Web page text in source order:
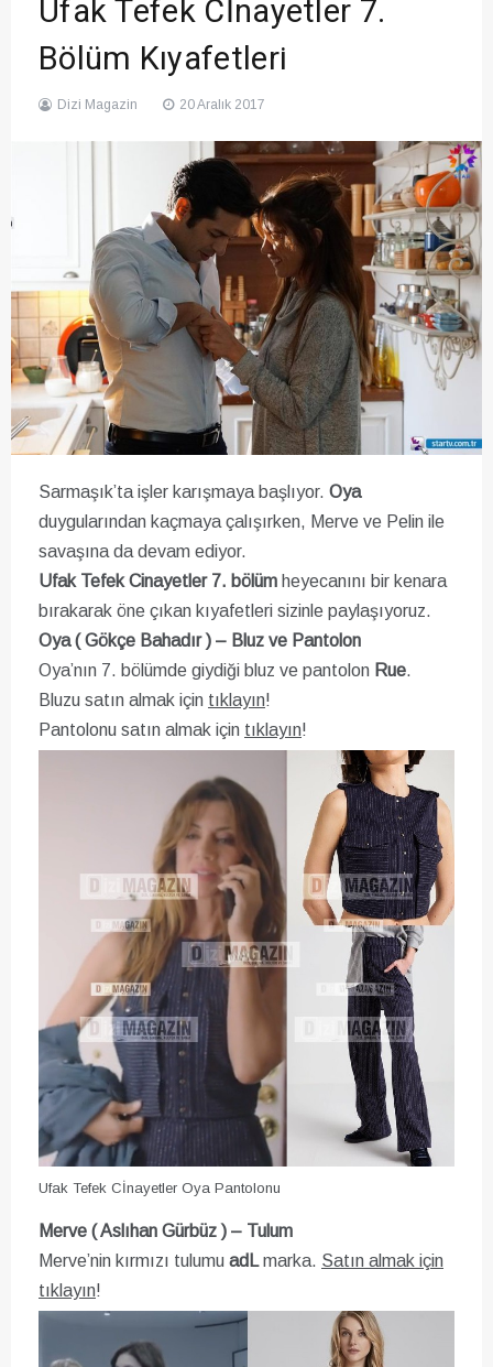
Ufak Tefek Cİnayetler 7.
Bölüm Kıyafetleri
Dizi Magazin 20 Aralık 2017
Sarmaşık’ta işler karışmaya başlıyor. Oya
duygularından kaçmaya çalışırken, Merve ve Pelin ile
savaşına da devam ediyor.
Ufak Tefek Cinayetler 7. bölüm heyecanını bir kenara
bırakarak öne çıkan kıyafetleri sizinle paylaşıyoruz.
Oya ( Gökçe Bahadır ) – Bluz ve Pantolon
Oya’nın 7. bölümde giydiği bluz ve pantolon Rue.
Bluzu satın almak için tıklayın!
Pantolonu satın almak için tıklayın!
Ufak Tefek Cİnayetler Oya Pantolonu
Merve ( Aslıhan Gürbüz ) – Tulum
Merve’nin kırmızı tulumu adLmarka. Satın almak için
tıklayın!